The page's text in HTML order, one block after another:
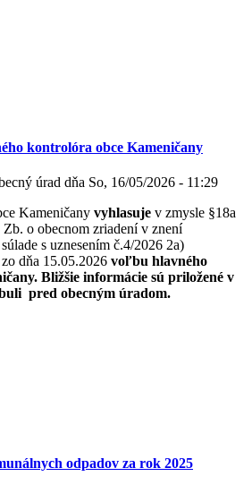
kontrolóra obce Kameničany
úrad dňa So, 16/05/2026 - 11:29
Kameničany vyhlasuje v zmysle §18a
o obecnom zriadení v znení
s uznesením č.4/2026 2a)
dňa 15.05.2026 voľbu hlavného
Bližšie informácie sú priložené v
pred obecným úradom.
odpadov za rok 2025